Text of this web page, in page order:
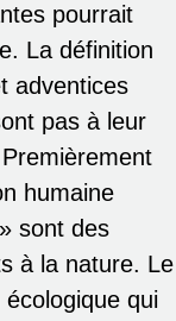
pourrait
La définition
adventices
pas à leur
humaine
sont des
à la nature. Le
qui